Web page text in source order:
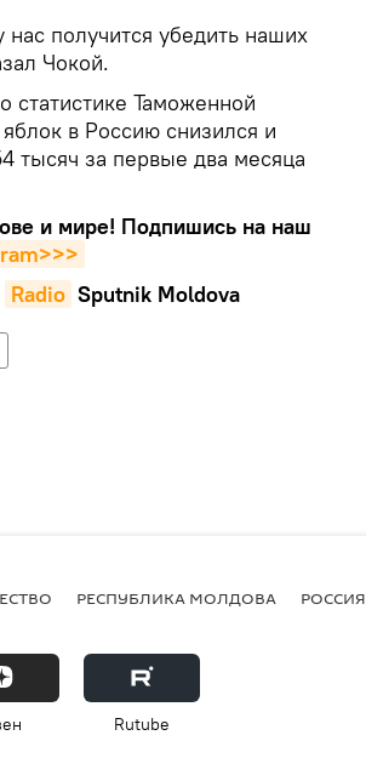
получится убедить наших
Чокой.
статистике Таможенной
в Россию снизился и
тысяч за первые два месяца
и мире! Подпишись на наш
Radio Sputnik Moldova
РЕСПУБЛИКА МОЛДОВА РОССИЯ
Rutube